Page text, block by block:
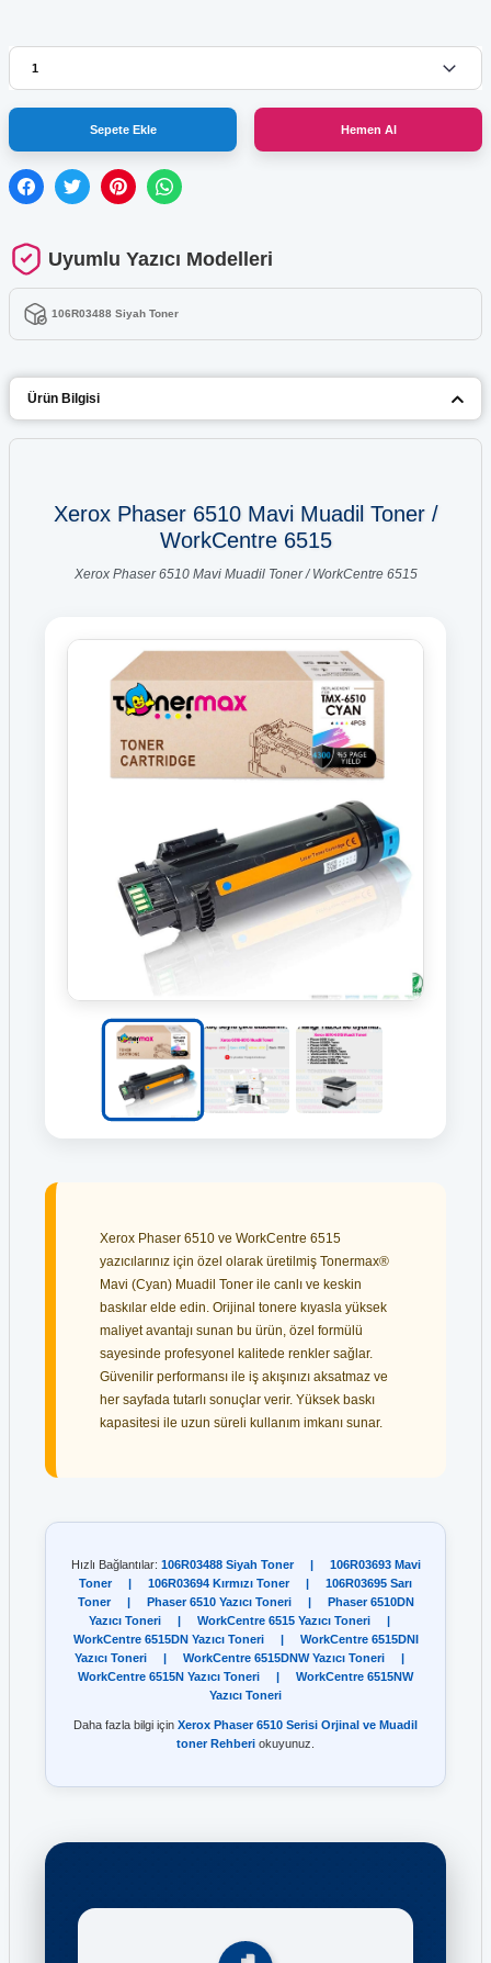
Sepete Ekle Hemen Al
Uyumlu Yazıcı Modelleri
106R03488 Siyah Toner
Ürün Bilgisi
Xerox Phaser 6510 Mavi Muadil Toner /
WorkCentre 6515
Xerox Phaser 6510 Mavi Muadil Toner / WorkCentre 6515
Xerox Phaser 6510 ve WorkCentre 6515
yazıcılarınız için özel olarak üretilmiş Tonermax®
Mavi (Cyan) Muadil Toner ile canlı ve keskin
baskılar elde edin. Orijinal tonere kıyasla yüksek
maliyet avantajı sunan bu ürün, özel formülü
sayesinde profesyonel kalitede renkler sağlar.
Güvenilir performansı ile iş akışınızı aksatmaz ve
her sayfada tutarlı sonuçlar verir. Yüksek baskı
kapasitesi ile uzun süreli kullanım imkanı sunar.
Hızlı Bağlantılar: 106R03488 Siyah Toner |
106R03693 Mavi
Toner
| 106R03694 Kırmızı Toner |
106R03695 Sarı
Toner
| Phaser 6510 Yazıcı Toneri |
Phaser 6510DN
Yazıcı Toneri
| WorkCentre 6515 Yazıcı Toneri
|
WorkCentre 6515DN Yazıcı Toneri
|
WorkCentre 6515DNI
Yazıcı Toneri
| WorkCentre 6515DNW Yazıcı Toneri
|
WorkCentre 6515N Yazıcı Toneri
|
WorkCentre 6515NW
Yazıcı Toneri
Daha fazla bilgi için Xerox Phaser 6510 Serisi Orjinal ve Muadil
toner Rehberi okuyunuz.